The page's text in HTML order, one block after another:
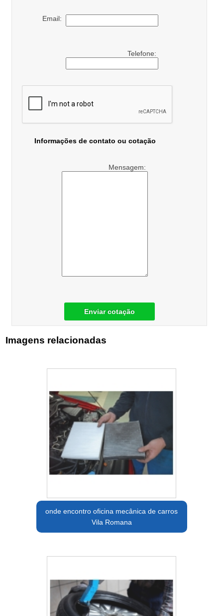
Email:
Telefone:
Informações de contato ou cotação
Mensagem:
Enviar cotação
Imagens relacionadas
onde encontro oficina mecânica de carros
Vila Romana